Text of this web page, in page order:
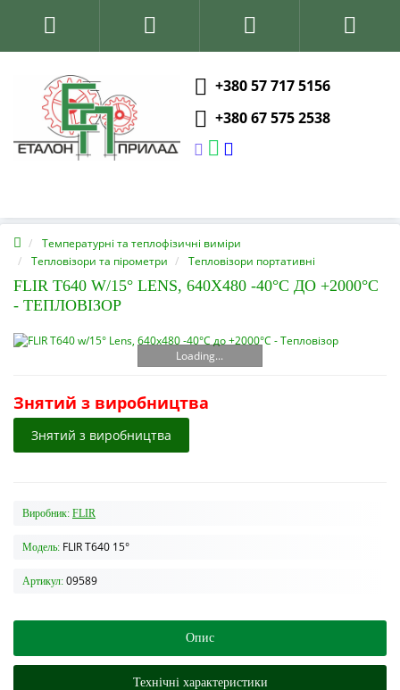
+380 57 717 5156
+380 67 575 2538
Температурні та теплофізичні виміри
Тепловізори та пірометри
Тепловізори портативні
FLIR T640 W/15° LENS, 640X480 -40°C ДО +2000°C
- ТЕПЛОВІЗОР
Loading...
Знятий з виробництва
Знятий з виробництва
Виробник: FLIR
Модель: FLIR T640 15°
Артикул: 09589
Опис
Технічні характеристики